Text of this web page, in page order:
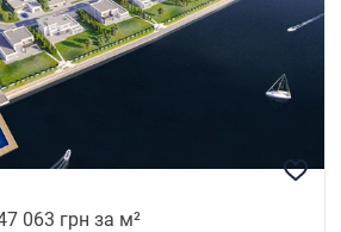
063 грн за м²